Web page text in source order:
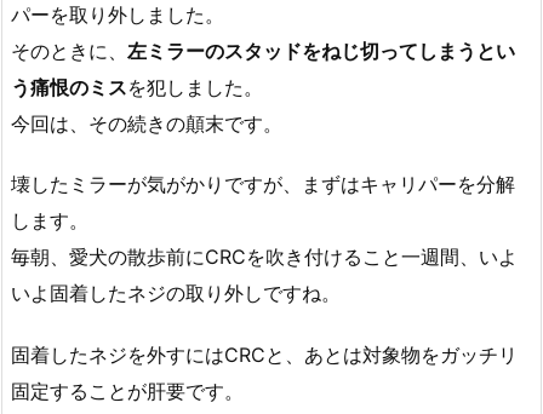
パーを取り外しました。
そのときに、 左ミラーのスタッドをねじ切ってしまうとい
う痛恨のミスを犯しました。
今回は、その続きの顛末です。
壊したミラーが気がかりですが、まずはキャリパーを分解
します。
毎朝、愛犬の散歩前にCRCを吹き付けること一週間、いよ
いよ固着したネジの取り外しですね。
固着したネジを外すにはCRCと、あとは対象物をガッチリ
固定することが肝要です。